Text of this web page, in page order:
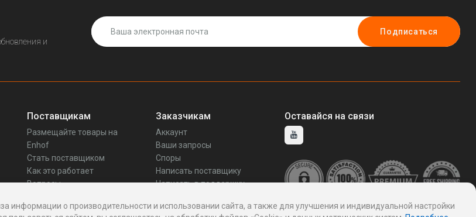
и
Подписаться
Поставщикам
Размещайте товары на
Enhof
Стать поставщиком
Как это работает
Вопросы
Заказчикам
Аккаунт
Ваши запросы
Споры
Написать поставщику
Написать в поддержку
Оставайся на связи
информации о производительности и использовании сайта, а также для улучшения и индивидуальной настройки